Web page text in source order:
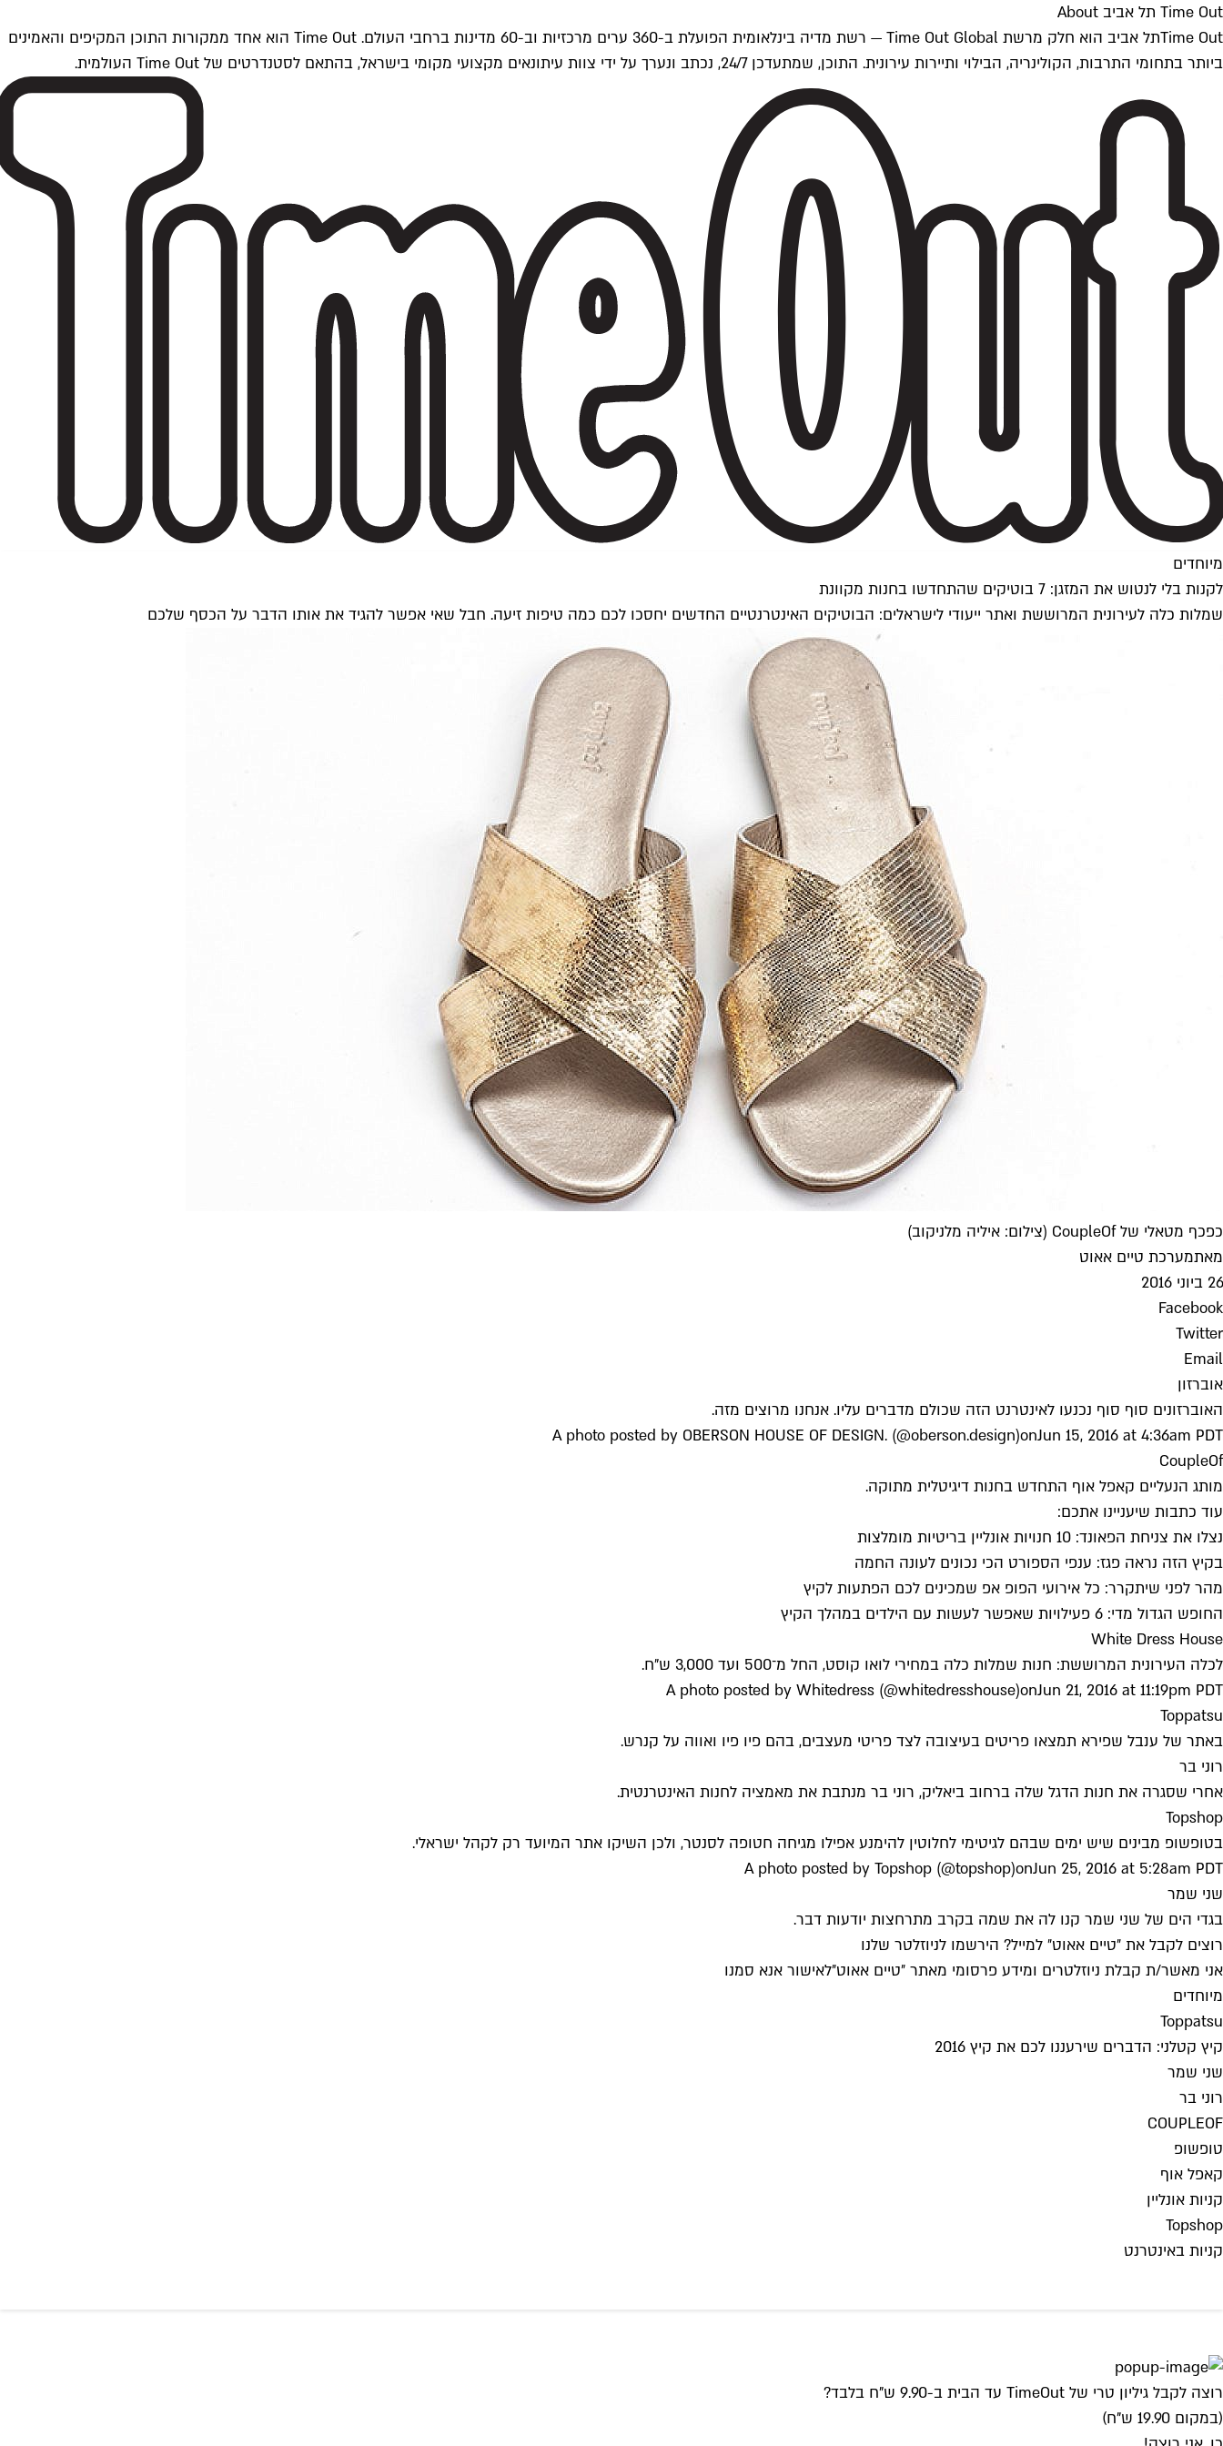
Time Out תל אביב About
Time Outתל אביב הוא חלק מרשת Time Out Global — רשת מדיה בינלאומית הפועלת ב-360 ערים מרכזיות וב-60 מדינות ברחבי העולם. Time Out הוא אחד ממקורות התוכן המקיפים והאמינים
ביותר בתחומי התרבות, הקולינריה, הבילוי ותיירות עירונית. התוכן, שמתעדכן 24/7, נכתב ונערך על ידי צוות עיתונאים מקצועי מקומי בישראל, בהתאם לסטנדרטים של Time Out העולמית.
מיוחדים
לקנות בלי לנטוש את המזגן: 7 בוטיקים שהתחדשו בחנות מקוונת
שמלות כלה לעירונית המרוששת ואתר ייעודי לישראלים: הבוטיקים האינטרנטיים החדשים יחסכו לכם כמה טיפות זיעה. חבל שאי אפשר להגיד את אותו הדבר על הכסף שלכם
כפכף מטאלי של CoupleOf (צילום: איליה מלניקוב)
מאתמערכת טיים אאוט
26 ביוני 2016
Facebook
Twitter
Email
אוברזון
האוברזונים סוף סוף נכנעו לאינטרנט הזה שכולם מדברים עליו. אנחנו מרוצים מזה.
A photo posted by OBERSON HOUSE OF DESIGN. (@oberson.design)onJun 15, 2016 at 4:36am PDT
CoupleOf
מותג הנעליים קאפל אוף התחדש בחנות דיגיטלית מתוקה.
עוד כתבות שיעניינו אתכם:
נצלו את צניחת הפאונד: 10 חנויות אונליין בריטיות מומלצות
בקיץ הזה נראה פגז: ענפי הספורט הכי נכונים לעונה החמה
מהר לפני שיתקרר: כל אירועי הפופ אפ שמכינים לכם הפתעות לקיץ
החופש הגדול מדי: 6 פעילויות שאפשר לעשות עם הילדים במהלך הקיץ
White Dress House
לכלה העירונית המרוששת: חנות שמלות כלה במחירי לואו קוסט, החל מ־500 ועד 3,000 ש"ח.
A photo posted by Whitedress (@whitedresshouse)onJun 21, 2016 at 11:19pm PDT
Toppatsu
באתר של ענבל שפירא תמצאו פריטים בעיצובה לצד פריטי מעצבים, בהם פיו פיו ואווה על קנרש.
רוני בר
אחרי שסגרה את חנות הדגל שלה ברחוב ביאליק, רוני בר מנתבת את מאמציה לחנות האינטרנטית.
Topshop
בטופשופ מבינים שיש ימים שבהם לגיטימי לחלוטין להימנע אפילו מגיחה חטופה לסנטר, ולכן השיקו אתר המיועד רק לקהל ישראלי.
A photo posted by Topshop (@topshop)onJun 25, 2016 at 5:28am PDT
שני שמר
בגדי הים של שני שמר קנו לה את שמה בקרב מתרחצות יודעות דבר.
רוצים לקבל את ״טיים אאוט״ למייל? הירשמו לניוזלטר שלנו
אני מאשר/ת קבלת ניוזלטרים ומידע פרסומי מאתר ״טיים אאוט״לאישור אנא סמנו
מיוחדים
Toppatsu
קיץ קטלני: הדברים שירעננו לכם את קיץ 2016
שני שמר
רוני בר
COUPLEOF
טופשופ
קאפל אוף
קניות אונליין
Topshop
קניות באינטרנט
רוצה לקבל גיליון טרי של TimeOut עד הבית ב-9.90 ש"ח בלבד?
(במקום 19.90 ש"ח)